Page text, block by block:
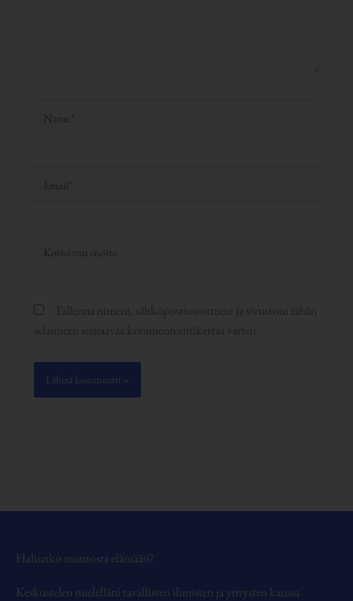
Tallenna nimeni, sähköpostiosoitteeni ja sivustoni tähän
selaimeen seuraavaa kommentointikertaa varten.
Haluatko muutosta elämääsi?
Keskustelen mielelläni tavallisten ihmisten ja yritysten kanssa